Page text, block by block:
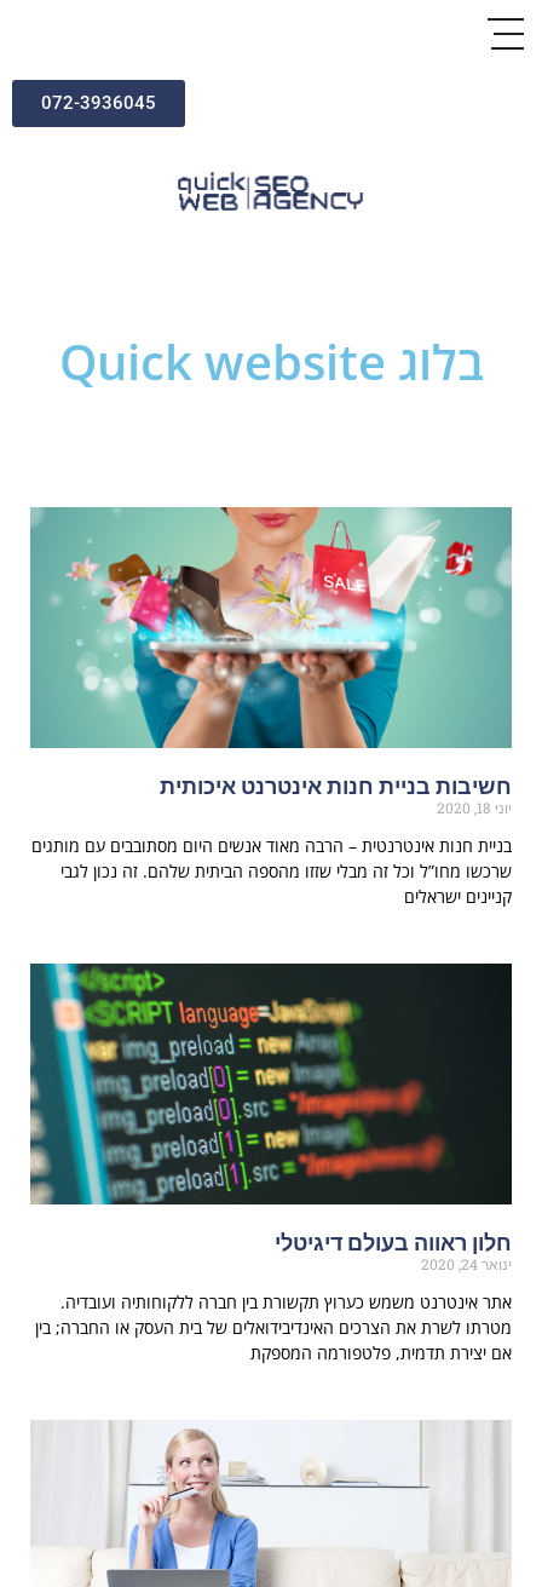
072-3936045
בלוג Quick website
חשיבות בניית חנות אינטרנט איכותית
יוני 18, 2020
בניית חנות אינטרנטית – הרבה מאוד אנשים היום מסתובבים עם מותגים
שרכשו מחו”ל וכל זה מבלי שזזו מהספה הביתית שלהם. זה נכון לגבי
קניינים ישראלים
חלון ראווה בעולם דיגיטלי
ינואר 24, 2020
אתר אינטרנט משמש כערוץ תקשורת בין חברה ללקוחותיה ועובדיה.
מטרתו לשרת את הצרכים האינדיבידואלים של בית העסק או החברה; בין
אם יצירת תדמית, פלטפורמה המספקת